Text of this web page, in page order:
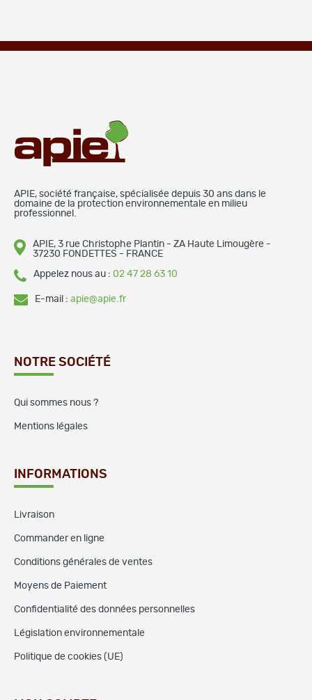
APIE, société française, spécialisée depuis 30 ans dans le
domaine de la protection environnementale en milieu
professionnel.
APIE, 3 rue Christophe Plantin - ZA Haute Limougère -
37230 FONDETTES - FRANCE
Appelez nous au : 02 47 28 63 10
E-mail : apie@apie.fr
NOTRE SOCIÉTÉ
Qui sommes nous ?
Mentions légales
INFORMATIONS
Livraison
Commander en ligne
Conditions générales de ventes
Moyens de Paiement
Confidentialité des données personnelles
Législation environnementale
Politique de cookies (UE)